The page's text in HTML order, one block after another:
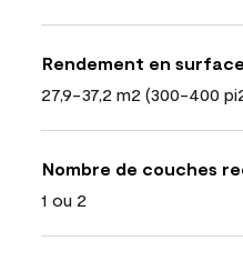
Rendement en surface
27,9-37,2 m2 (300-400
Nombre de couches
1 ou 2